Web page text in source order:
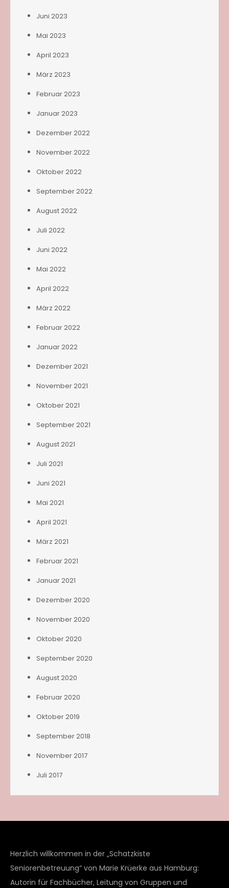
Juni 2023
Mai 2023
April 2023
März 2023
Februar 2023
Januar 2023
Dezember 2022
November 2022
Oktober 2022
September 2022
August 2022
Juli 2022
Juni 2022
Mai 2022
April 2022
März 2022
Februar 2022
Januar 2022
Dezember 2021
November 2021
Oktober 2021
September 2021
August 2021
Juli 2021
Juni 2021
Mai 2021
April 2021
März 2021
Februar 2021
Januar 2021
Dezember 2020
November 2020
Oktober 2020
September 2020
August 2020
Februar 2020
Oktober 2019
September 2018
November 2017
Juli 2017
Herzlich willkommen in der „Schatzkiste
Seniorenbetreuung“ von Marie Krüerke aus Hamburg:
Autorin für Fachbücher, Leitung von Gruppen und